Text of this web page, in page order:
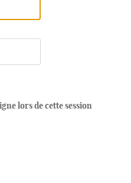
lors de cette session